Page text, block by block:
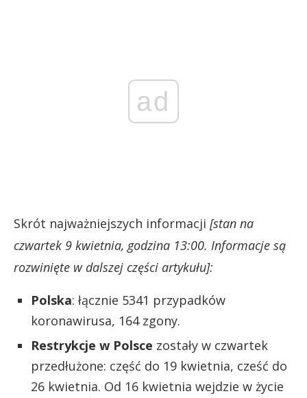
ad
Skrót najważniejszych informacji [stan na
czwartek 9 kwietnia, godzina 13:00. Informacje są
rozwinięte w dalszej części artykułu]:
Polska: łącznie 5341 przypadków
koronawirusa, 164 zgony.
Restrykcje w Polsce zostały w czwartek
przedłużone: część do 19 kwietnia, cześć do
26 kwietnia. Od 16 kwietnia wejdzie w życie